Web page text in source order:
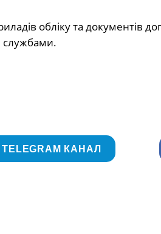
обліку та
службами.
КАНАЛ